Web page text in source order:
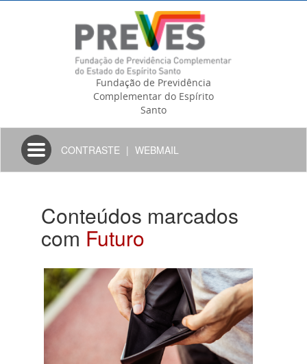
Fundação de Previdência
Complementar do Espírito
Santo
Toggle
navigation
CONTRASTE | WEBMAIL
Conteúdos marcados
com Futuro